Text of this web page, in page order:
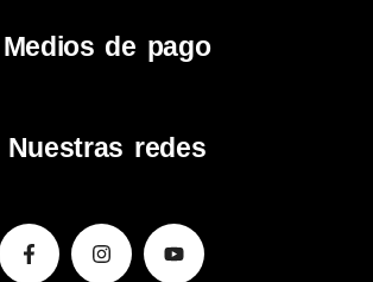
Medios de pago
Nuestras redes
Facebook-
f
InstagramYoutube